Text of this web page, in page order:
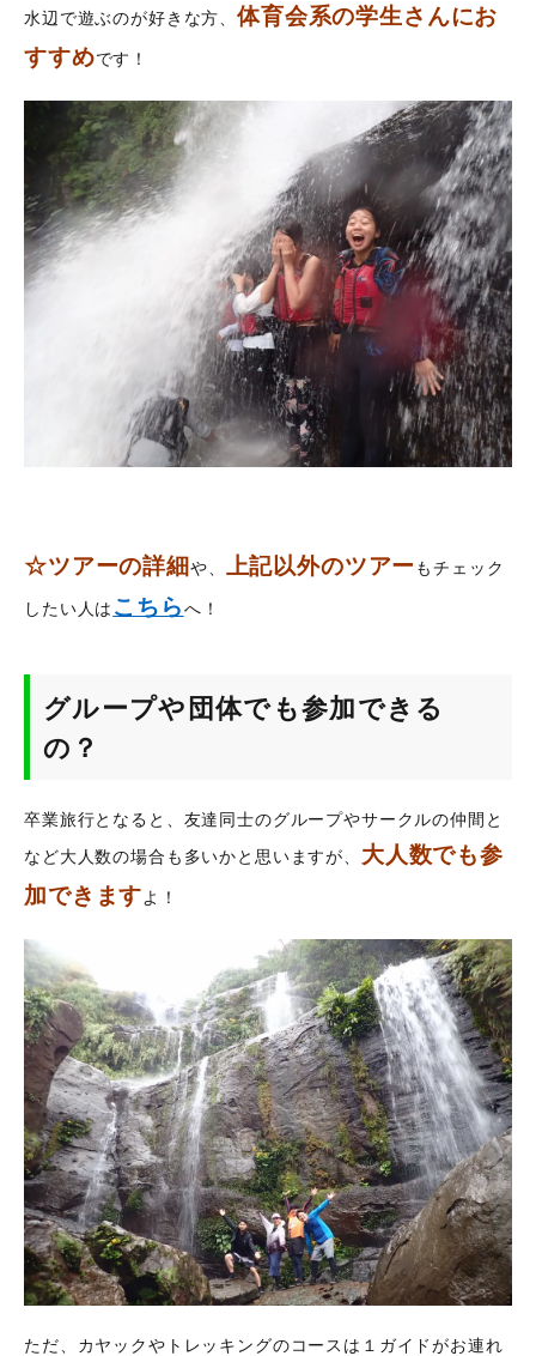
水辺で遊ぶのが好きな方、体育会系の学生さんにお
すすめです！
☆ツアーの詳細や、 上記以外のツアー もチェック
したい人は こちらへ！
グループや団体でも参加できる
の？
卒業旅行となると、友達同士のグループやサークルの仲間と
など大人数の場合も多いかと思いますが、 大人数でも参
加できますよ！
ただ、カヤックやトレッキングのコースは１ガイドがお連れ